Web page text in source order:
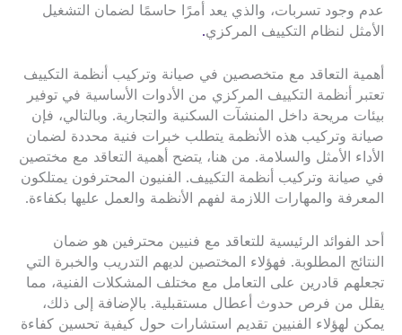
عدم وجود تسربات، والذي يعد أمرًا حاسمًا لضمان التشغيل
الأمثل لنظام التكييف المركزي.
أهمية التعاقد مع متخصصين في صيانة وتركيب أنظمة التكييف
تعتبر أنظمة التكييف المركزي من الأدوات الأساسية في توفير
بيئات مريحة داخل المنشآت السكنية والتجارية. وبالتالي، فإن
صيانة وتركيب هذه الأنظمة يتطلب خبرات فنية محددة لضمان
الأداء الأمثل والسلامة. من هنا، يتضح أهمية التعاقد مع مختصين
في صيانة وتركيب أنظمة التكييف. الفنيون المحترفون يمتلكون
المعرفة والمهارات اللازمة لفهم الأنظمة والعمل عليها بكفاءة.
أحد الفوائد الرئيسية للتعاقد مع فنيين محترفين هو ضمان
النتائج المطلوبة. فهؤلاء المختصين لديهم التدريب والخبرة التي
تجعلهم قادرين على التعامل مع مختلف المشكلات الفنية، مما
يقلل من فرص حدوث أعطال مستقبلية. بالإضافة إلى ذلك،
يمكن لهؤلاء الفنيين تقديم استشارات حول كيفية تحسين كفاءة